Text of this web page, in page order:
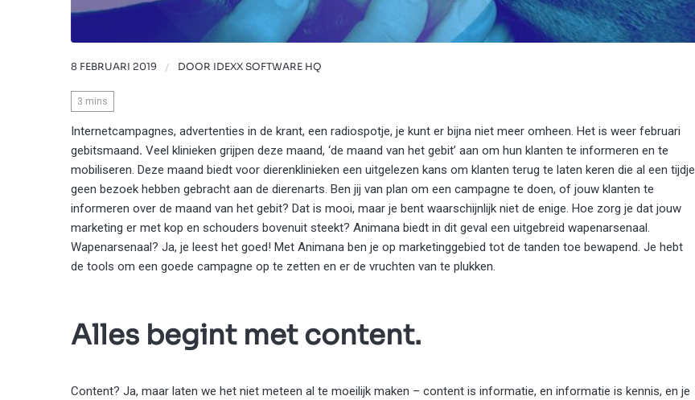
3 mins
Internetcampagnes, advertenties in de krant, een radiospotje, je kunt er bijna niet meer omheen. Het is weer februari
gebitsmaand. Veel klinieken grijpen deze maand, ‘de maand van het gebit’ aan om hun klanten te informeren en te
mobiliseren. Deze maand biedt voor dierenklinieken een uitgelezen kans om klanten terug te laten keren die al een tijdje
geen bezoek hebben gebracht aan de dierenarts. Ben jij van plan om een campagne te doen, of jouw klanten te
informeren over de maand van het gebit? Dat is mooi, maar je bent waarschijnlijk niet de enige. Hoe zorg je dat jouw
marketing er met kop en schouders bovenuit steekt? Animana biedt in dit geval een uitgebreid wapenarsenaal.
Wapenarsenaal? Ja, je leest het goed! Met Animana ben je op marketinggebied tot de tanden toe bewapend. Je hebt
de tools om een goede campagne op te zetten en er de vruchten van te plukken.
Alles begint met content.
Content? Ja, maar laten we het niet meteen al te moeilijk maken – content is informatie, en informatie is kennis, en je
8 FEBRUARI 2019 / DOOR IDEXX SOFTWARE HQ